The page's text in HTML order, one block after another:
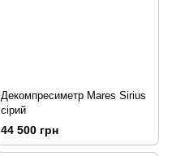
Декомпресиметр Mares Sirius
сірий
44 500 грн